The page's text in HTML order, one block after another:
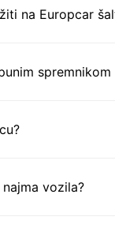
na Europcar
spremnikom
vozila?